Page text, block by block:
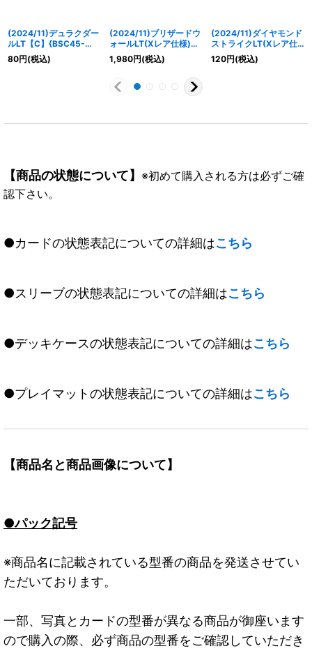
(2024/11)デュラクダー
ルLT【C】{BSC45-
049}《白》
80円(税込)
(2024/11)ブリザードウ
ォールLT(Xレア仕様)
【R】{BSC45-099}
《白》
1,980円(税込)
(2024/11)ダイヤモンド
ストライクLT(Xレア仕
様)【C】{BSC45-098}
《白》
120円(税込)
【商品の状態について】 ※初めて購入される方は必ずご確
認下さい。
●カードの状態表記についての詳細はこちら
●スリーブの状態表記についての詳細はこちら
●デッキケースの状態表記についての詳細はこちら
●プレイマットの状態表記についての詳細はこちら
【商品名と商品画像について】
●パック記号
※商品名に記載されている型番の商品を発送させてい
ただいております。
一部、写真とカードの型番が異なる商品が御座います
ので購入の際、必ず商品の型番をご確認していただき